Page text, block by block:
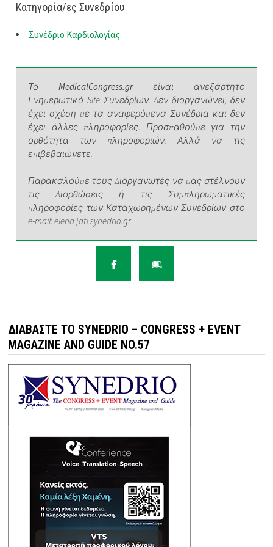
Κατηγορία/ες Συνεδρίου
Συνέδριο Καρδιολογίας
ΤοMedicalCongress.grείναι ανεξάρτητο
Ενημερωτικό Site Συνεδρίων. Δεν διοργανώνει, δεν
έχει σχέση με τα αναφερόμενα Συνέδρια και δεν
έχει άλλες πληροφορίες. Προσπαθούμε για την
ορθότητα των πληροφοριών. Αλλά να τις
επιβεβαιώνετε.
Παρακαλούμε τους Διοργανωτές να μας στέλνουν
τις Διορθώσεις ή τις Συμπληρωματικές
πληροφορίες των Καταχωρημένων Συνεδρίων στο
e-mail: elena [at] synedrio.gr
ΔΙΑΒΆΣΤΕ ΤΟ SYNEDRIO – CONGRESS + EVENT
MAGAZINE AND GUIDE NO.57